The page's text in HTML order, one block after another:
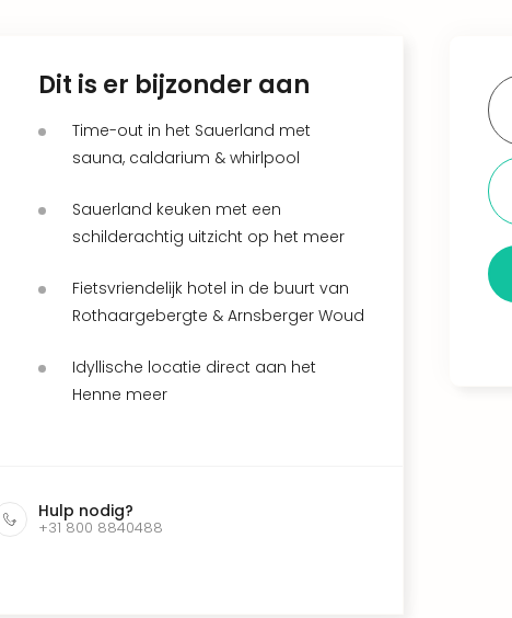
Dit is er bijzonder aan
Time-out in het Sauerland met
sauna, caldarium & whirlpool
Sauerland keuken met een
schilderachtig uitzicht op het meer
Fietsvriendelijk hotel in de buurt van
Rothaargebergte & Arnsberger Woud
Idyllische locatie direct aan het
Henne meer
Hulp nodig?
+31 800 8840488